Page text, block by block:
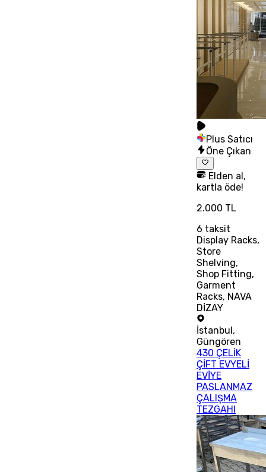
Plus Satıcı
Öne Çıkan
Elden al,
kartla öde!
2.000 TL
6 taksit
Display Racks,
Store
Shelving,
Shop Fitting,
Garment
Racks, NAVA
DİZAY
İstanbul ,
Güngören
430 ÇELİK
ÇİFT EVYELİ
EVİYE
PASLANMAZ
ÇALIŞMA
TEZGAHI